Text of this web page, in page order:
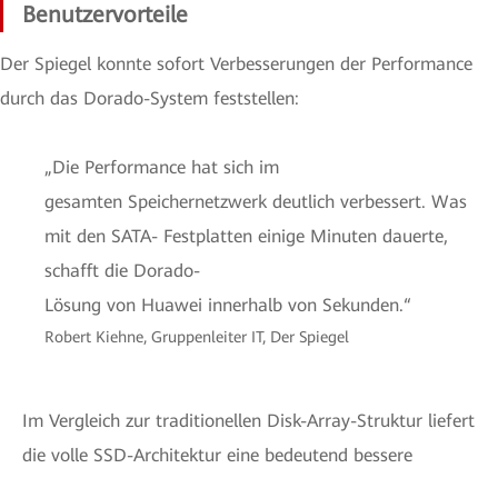
Benutzervorteile
Der Spiegel konnte sofort Verbesserungen der Performance
durch das Dorado-System feststellen:
„Die Performance hat sich im
gesamten Speichernetzwerk deutlich verbessert. Was
mit den SATA- Festplatten einige Minuten dauerte,
schafft die Dorado-
Lösung von Huawei innerhalb von Sekunden.“
Robert Kiehne, Gruppenleiter IT, Der Spiegel
Im Vergleich zur traditionellen Disk-Array-Struktur liefert
die volle SSD-Architektur eine bedeutend bessere